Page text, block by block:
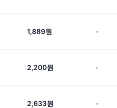
1,889원 -
2,200원 -
2,633원 -